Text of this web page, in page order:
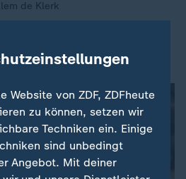
de Klerk
Willen"
Website von ZDF, ZDFheute
zu können, setzen wir
Techniken ein. Einige
sind unbedingt
Angebot. Mit deiner